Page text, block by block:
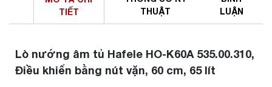
TIẾT
THUẬT
LUẬN
Lò nướng âm tủ Hafele HO-K60A 535.00.310,
Điều khiển bằng nút vặn, 60 cm, 65 lít